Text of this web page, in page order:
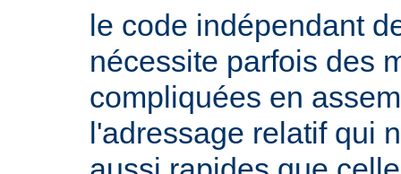
le code indépendant
nécessite parfois des
compliquées en
l'adressage relatif qui